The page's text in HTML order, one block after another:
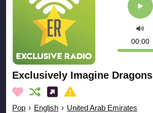
Exclusively Imagine Dragons
Pop › English › United Arab Emirates
00:00